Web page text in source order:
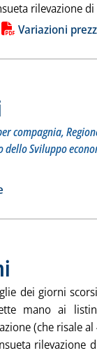
rilevazione
Variazioni
compagnia,
Sviluppo
dei giorni
mano ai
(che risale
rilevazione